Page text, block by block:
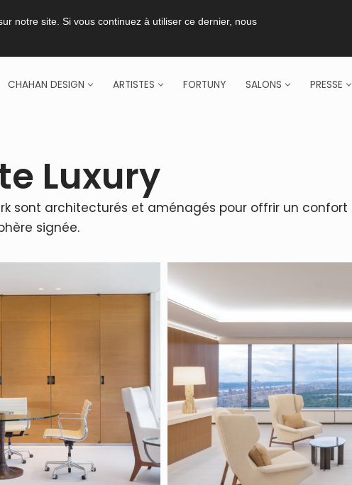
notre site. Si vous continuez à utiliser ce dernier, nous
CHAHAN DESIGN ARTISTES FORTUNY SALONS PRESSE
Luxury
sont architecturés et aménagés pour offrir un
signée.